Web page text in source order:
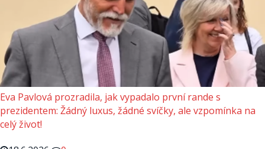
Eva Pavlová prozradila, jak vypadalo první rande s
prezidentem: Žádný luxus, žádné svíčky, ale vzpomínka na
celý život!